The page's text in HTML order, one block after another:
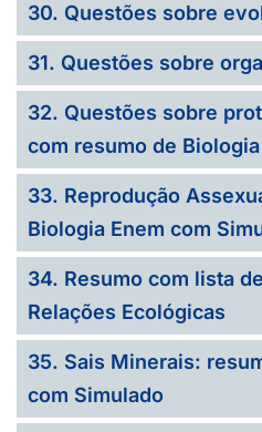
30. Questões sobre
31. Questões sobre
32. Questões sobre
com resumo de Biologia
33. Reprodução
Biologia Enem com
34. Resumo com lista
Relações Ecológicas
35. Sais Minerais:
com Simulado